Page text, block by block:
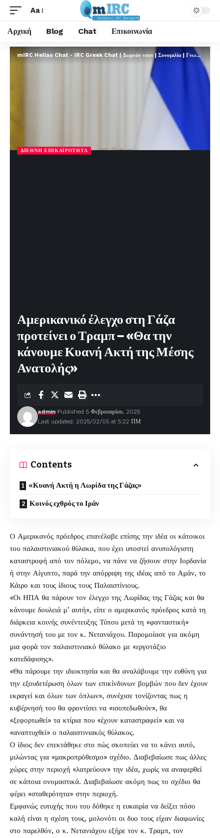
Aa
Αρχική Blog Chat Επικοινωνία
mIRC Hellas Chat - IRC Greek Chat | Δωρεάν τσατ | Συνομιλία | Γνωριμίες | FREE
ΔΙΕΘΝΉ ΕΠΙΚΑΙΡΌΤΗΤΑ
Αμερικανικό έλεγχο στη Γάζα
προτείνει ο Τραμπ – «Θα την
κάνουμε Κυανή Ακτή της Μέσης
Ανατολής»
Last updated: 2025/02/05 at 5:22 ΠΜ
admin Published 5 Φεβρουαρίου, 2025
Contents
«Κυανή Ακτή η Λωρίδα της Γάζας»
Κοινός εχθρός το Ιράν
Ο Αμερικανός πρόεδρος επανέλαβε επίσης την ιδέα οι κάτοικοι
του παλαιστινιακού θύλακα, που έχει υποστεί ανυπολόγιστη
καταστροφή από τον πόλεμο, να πάνε να ζήσουν στην Ιορδανία
ή στην Αίγυπτο, παρά την απόρριψη της ιδέας από το Αμάν, το
Κάιρο και τους ίδιους τους Παλαιστίνιους.
«Οι ΗΠΑ θα πάρουν τον έλεγχο της Λωρίδας της Γάζας και θα
κάνουμε δουλειά μ’ αυτή», είπε ο αμερικανός πρόεδρος κατά τη
διάρκεια κοινής συνέντευξης Τύπου μετά τη «φανταστική»
συνάντησή του με τον κ. Νετανιάχου. Παρομοίασε για ακόμη
μια φορά τον παλαιστινιακό θύλακο με «εργοτάξιο
κατεδάφισης».
«Θα πάρουμε την ιδιοκτησία και θα αναλάβουμε την ευθύνη για
την εξουδετέρωση όλων των επικίνδυνων βομβών που δεν έχουν
εκραγεί και όλων των όπλων», συνέχισε τονίζοντας πως η
κυβέρνησή του θα φροντίσει να «ισοπεδωθούν», θα
«ξεφορτωθεί» τα κτίρια που «έχουν καταστραφεί» και να
«αναπτυχθεί» ο παλαιστινιακός θύλακος.
Ο ίδιος δεν επεκτάθηκε στο πώς σκοπεύει να το κάνει αυτό,
μιλώντας για «μακροπρόθεσμο» σχέδιο. Διαβεβαίωσε πως άλλες
χώρες στην περιοχή «λατρεύουν» την ιδέα, χωρίς να αναφερθεί
σε κάποια ονομαστικά. Διαβεβαίωσε ακόμη πως το σχέδιο θα
φέρει «σταθερότητα» στην περιοχή.
Εμφανώς ευτυχής που του δόθηκε η ευκαιρία να δείξει πόσο
καλή είναι η σχέση τους, μολονότι οι δυο τους είχαν διαφωνίες
στο παρελθόν, ο κ. Νετανιάχου εξήρε τον κ. Τραμπ, τον